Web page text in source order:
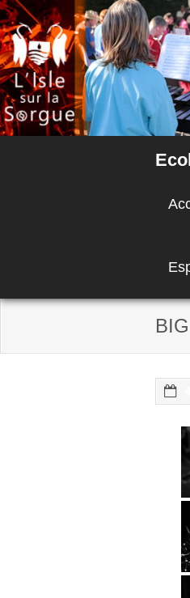
Skip
to
content